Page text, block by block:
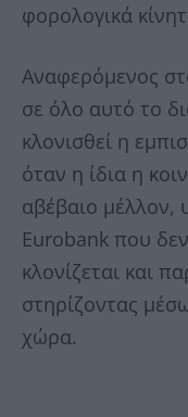
φορολογικά
Αναφερόμενος
σε όλο αυτό το
κλονισθεί η
όταν η ίδια η
αβέβαιο μέλλον,
Eurobank που
κλονίζεται και
στηρίζοντας
χώρα.